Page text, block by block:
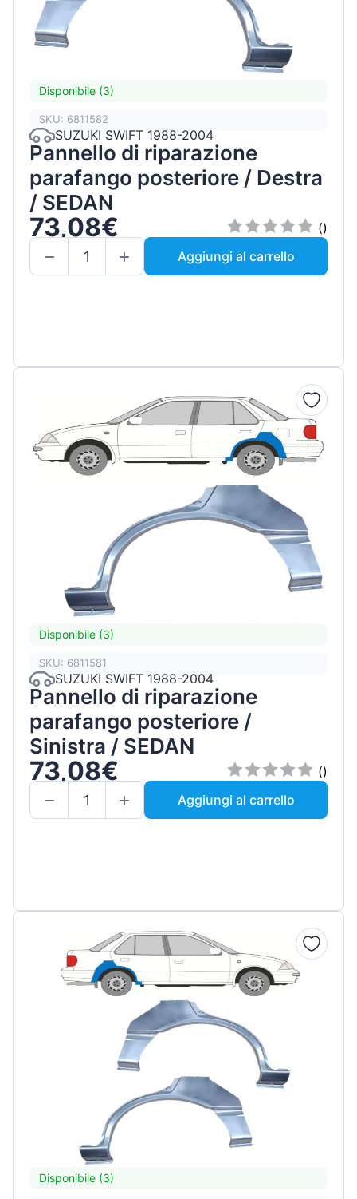
Disponibile (3)
SKU: 6811582
SUZUKI SWIFT 1988-2004
Pannello di riparazione
parafango posteriore / Destra
/ SEDAN
73,08€
()
Aggiungi al carrello
Disponibile (3)
SKU: 6811581
SUZUKI SWIFT 1988-2004
Pannello di riparazione
parafango posteriore /
Sinistra / SEDAN
73,08€
()
Aggiungi al carrello
Disponibile (3)